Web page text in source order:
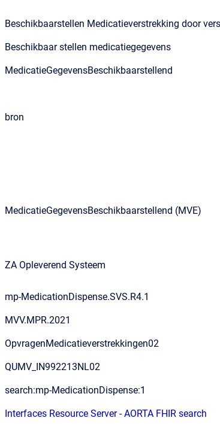
Beschikbaarstellen Medicatieverstrekking door
Beschikbaar stellen medicatiegegevens
MedicatieGegevensBeschikbaarstellend
bron
MedicatieGegevensBeschikbaarstellend (MVE)
ZA Opleverend Systeem
mp-MedicationDispense.SVS.R4.1
MVV.MPR.2021
OpvragenMedicatieverstrekkingen02
QUMV_IN992213NL02
search:mp-MedicationDispense:1
Interfaces Resource Server - AORTA FHIR search